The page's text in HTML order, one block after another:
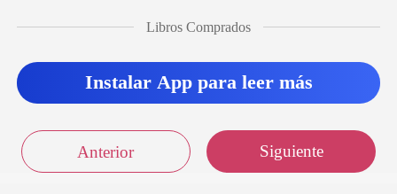
Libros Comprados
Instalar App para leer más
Anterior Siguiente